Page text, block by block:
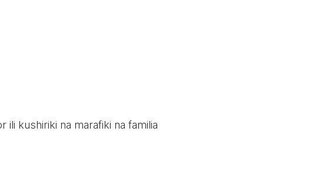
ili kushiriki na marafiki na familia